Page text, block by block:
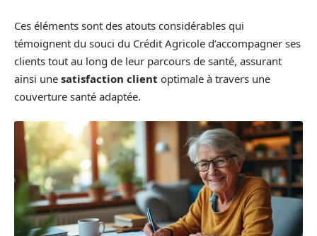
Ces éléments sont des atouts considérables qui
témoignent du souci du Crédit Agricole d’accompagner ses
clients tout au long de leur parcours de santé, assurant
ainsi une satisfaction client optimale à travers une
couverture santé adaptée.